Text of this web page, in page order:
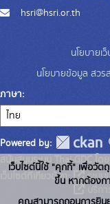
hsri@hsri.or.th
นโยบายเ
นโยบายข้อมูล สวร
ภาษา
Powered by:
สนับสนุนระบบ Thai-GDC โ
เว็บไซต์ที่เกี่ยวข้อง:
ระบบ
บริก
เว็บไซต์นี้ใช้ "คุกกี้" เพื่อวั
ขึ้น หากต้องก